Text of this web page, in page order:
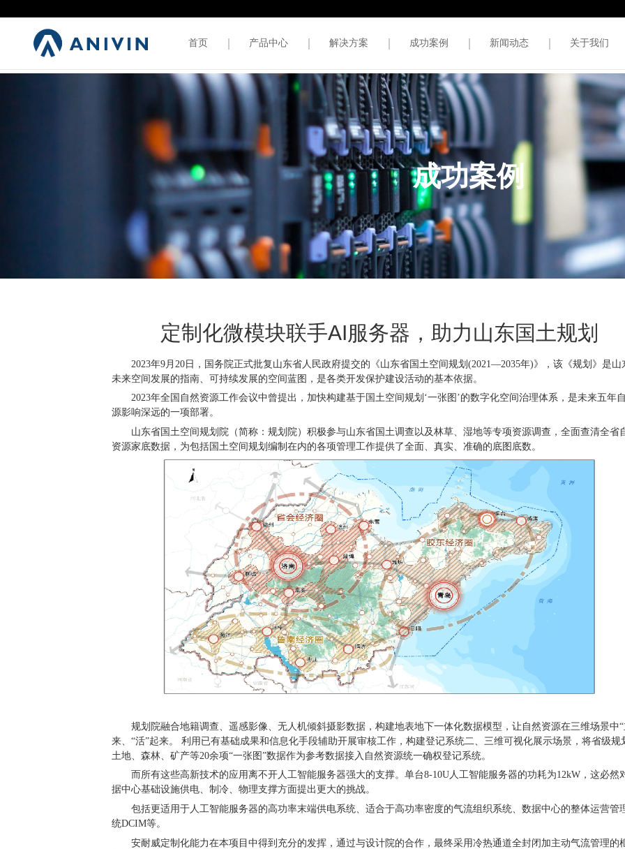
首页 产品中心 解决方案 成功案例 新闻动态 关于我们
成功案例
定制化微模块联手AI服务器，助力山东国土规划
2023年9月 20日，国务院正式批复山东省人民政府提交的《山东省国土空间规划 (2021—2035年)》，该《规划》是山
未来空间发展的指南、可持续发展的空间蓝图，是各类开发保护建设活动的基本依据。
2023年全国自然资源工作会议中曾提出，加快构建基于国土空间规划 ‘一张图’的数字化空间治理体系，是未来五年
源影响深远的一项部署。
山东省国土空间规划院（简称：规划院）积极参与山东省国土调查以及林草、湿地等专项资源调查，全面查清全省
资源家底数据，为包括国土空间规划编制在内的各项管理工作提供了全面、真实、准确的底图底数。
规划院融合地籍调查、遥感影像、无人机倾斜摄影数据，构建地表地下一体化数据模型，让自然资源在三维场景中
来、“活”起来。 利用已有基础成果和信息化手段辅助开展审核工作，构建登记系统二、三维可视化展示场景，将省级规
土地、森林、矿产等20余项“一张图”数据作为参考数据接入自然资源统一确权登记系统。
而所有这些高新技术的应用离不开人工智能服务器强大的支撑。单台8-10U人工智能服务器的功耗为12kW ，这必然
据中心基础设施供电、制冷、物理支撑方面提出更大的挑战。
包括更适用于人工智能服务器的高功率末端供电系统、适合于高功率密度的气流组织系统、数据中心的整体运营管
统DCIM等。
安耐威定制化能力在本项目中得到充分的发挥，通过与设计院的合作，最终采用冷热通道全封闭加主动气流管理的